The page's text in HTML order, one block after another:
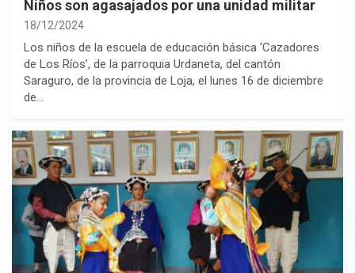
Niños son agasajados por una unidad militar
18/12/2024
Los niños de la escuela de educación básica ‘Cazadores
de Los Ríos’, de la parroquia Urdaneta, del cantón
Saraguro, de la provincia de Loja, el lunes 16 de diciembre
de…